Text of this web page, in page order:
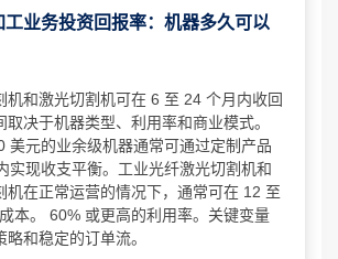
工业务投资回报率：机器多久可以
机和激光切割机可在 6 至 24 个月内收回
取决于机器类型、利用率和商业模式。
美元的业余级机器通常可通过定制产品
实现收支平衡。工业光纤激光切割机和
机在正常运营的情况下，通常可在 12 至
本。 60% 或更高的利用率。关键变量
和稳定的订单流。